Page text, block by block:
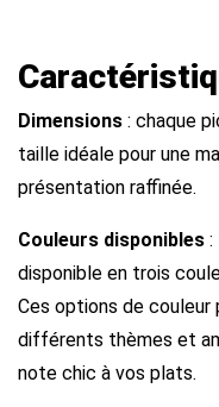
Dimensions : chaque
taille idéale pour une
présentation raffinée.
Couleurs disponibles :
disponible en trois
Ces options de
différents thèmes et
note chic à vos plats.